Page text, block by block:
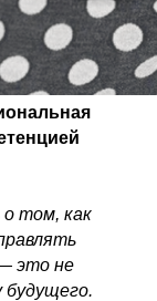
том, как
это не
будущего.